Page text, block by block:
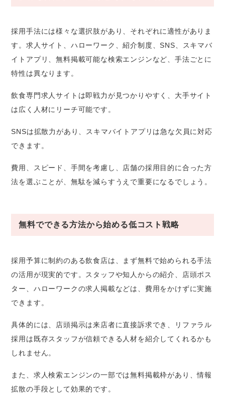
採用手法には様々な選択肢があり、それぞれに適性がありま
す。求人サイト、ハローワーク、紹介制度、SNS、スキマバ
イトアプリ、無料掲載可能な検索エンジンなど、手法ごとに
特性は異なります。
飲食専門求人サイトは即戦力が見つかりやすく、大手サイト
は広く人材にリーチ可能です。
SNSは拡散力があり、スキマバイトアプリは急な欠員に対応
できます。
費用、スピード、手間を考慮し、店舗の採用目的に合った方
法を選ぶことが、無駄を減らすうえで重要になるでしょう。
無料でできる方法から始める低コスト戦略
採用予算に制約のある飲食店は、まず無料で始められる手法
の活用が現実的です。スタッフや知人からの紹介、店頭ポス
ター、ハローワークの求人掲載などは、費用をかけずに実施
できます。
具体的には、店頭掲示は来店者に直接訴求でき、リファラル
採用は既存スタッフが信頼できる人材を紹介してくれるかも
しれません。
また、求人検索エンジンの一部では無料掲載枠があり、情報
拡散の手段として効果的です。